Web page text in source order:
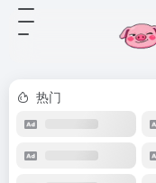
热门